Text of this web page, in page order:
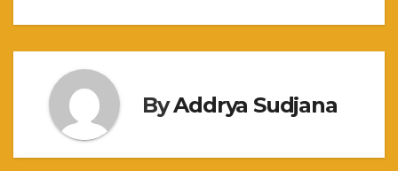
ByAddrya Sudjana